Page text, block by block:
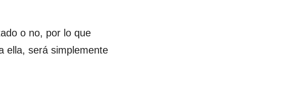
o no, por lo que
ella, será simplemente